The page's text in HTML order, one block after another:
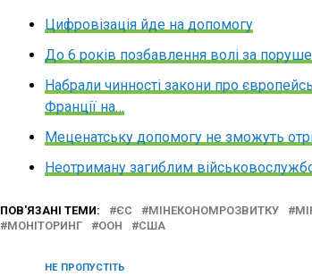
Цифровізація йде на допомогу
До 6 років позбавлення волі за
Набрали чинності закони про
Франції на…
Меценатську допомогу не зможуть
Неотриману загиблим
ПОВ'ЯЗАНІ ТЕМИ: ЄС МІНЕКОНОМРОЗВИТКУ
МОНІТОРИНГ
ООН США
НЕ ПРОПУСТІТЬ